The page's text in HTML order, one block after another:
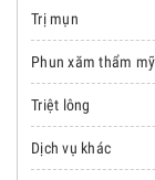
Trị mụn
Phun xăm thẩm mỹ
Triệt lông
Dịch vụ khác